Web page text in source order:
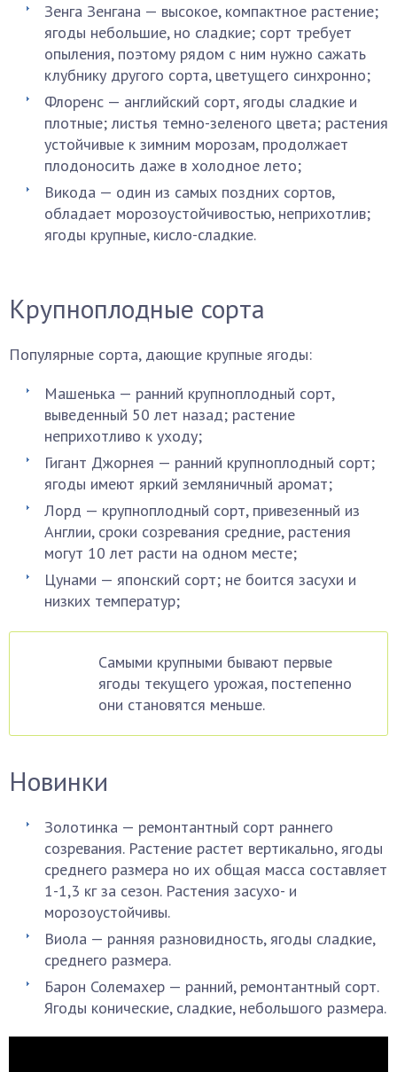
Зенга Зенгана — высокое, компактное растение;
ягоды небольшие, но сладкие; сорт требует
опыления, поэтому рядом с ним нужно сажать
клубнику другого сорта, цветущего синхронно;
Флоренс — английский сорт, ягоды сладкие и
плотные; листья темно-зеленого цвета; растения
устойчивые к зимним морозам, продолжает
плодоносить даже в холодное лето;
Викода — один из самых поздних сортов,
обладает морозоустойчивостью, неприхотлив;
ягоды крупные, кисло-сладкие.
Крупноплодные сорта
Популярные сорта, дающие крупные ягоды:
Машенька — ранний крупноплодный сорт,
выведенный 50 лет назад; растение
неприхотливо к уходу;
Гигант Джорнея — ранний крупноплодный сорт;
ягоды имеют яркий земляничный аромат;
Лорд — крупноплодный сорт, привезенный из
Англии, сроки созревания средние, растения
могут 10 лет расти на одном месте;
Цунами — японский сорт; не боится засухи и
низких температур;
Самыми крупными бывают первые
ягоды текущего урожая, постепенно
они становятся меньше.
Новинки
Золотинка — ремонтантный сорт раннего
созревания. Растение растет вертикально, ягоды
среднего размера но их общая масса составляет
1-1,3 кг за сезон. Растения засухо- и
морозоустойчивы.
Виола — ранняя разновидность, ягоды сладкие,
среднего размера.
Барон Солемахер — ранний, ремонтантный сорт.
Ягоды конические, сладкие, небольшого размера.